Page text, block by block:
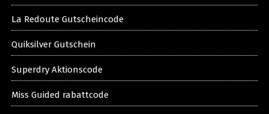
La Redoute Gutscheincode
Quiksilver Gutschein
Superdry Aktionscode
Miss Guided rabattcode